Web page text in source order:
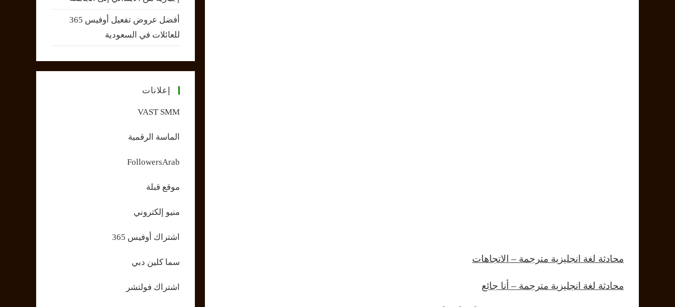
محادثة لغة انجليزية مترجمة – الاتجاهات
محادثة لغة انجليزية مترجمة – أنا جائع
أفضل عروض تفعيل أوفيس 365
للعائلات في السعودية
إعلانات
VAST SMM
الماسة الرقمية
FollowersArab
موقع قبلة
منيو إلكتروني
اشتراك أوفيس 365
سما كلين دبي
اشتراك فولتشر